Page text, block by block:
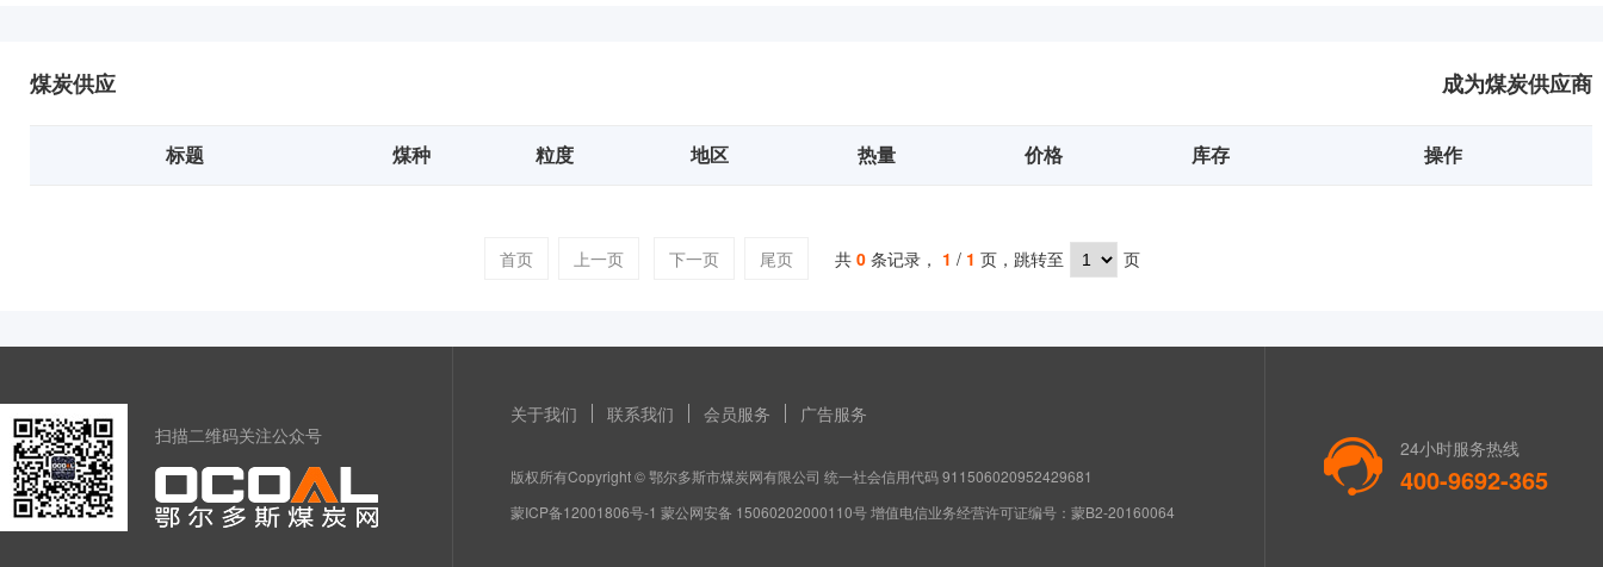
成为煤炭供应商
煤炭供应
标题 煤种 粒度 地区 热量 价格 库存 操作
首页 上一页 下一页 尾页 共 0 条记录， 1 / 1 页，跳转至 页
扫描二维码关注公众号
关于我们 联系我们 会员服务 广告服务
版权所有Copyright © 鄂尔多斯市煤炭网有限公司 统一社会信用代码 911506020952429681
蒙ICP备12001806号-1 蒙公网安备 15060202000110号 增值电信业务经营许可证编号：蒙B2-20160064
24小时服务热线
400-9692-365